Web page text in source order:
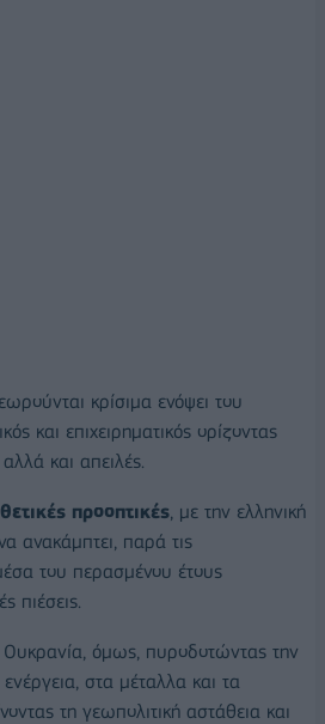
κρίσιμα ενόψει του
και επιχειρηματικός ορίζοντας
αλλά και απειλές.
προοπτικές, με την ελληνική
ανακάμπτει, παρά τις
του περασμένου έτους
πιέσεις.
όμως, πυροδοτώντας την
στα μέταλλα και τα
τη γεωπολιτική αστάθεια και